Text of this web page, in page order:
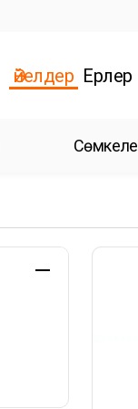
Әйелдер Ерлер